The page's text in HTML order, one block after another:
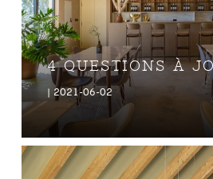
4 QUESTIONS À
| 2021-06-02